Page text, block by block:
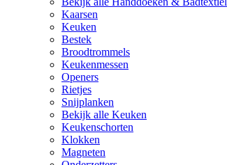
Kaarsen
Keuken
Bestek
Broodtrommels
Keukenmessen
Openers
Rietjes
Snijplanken
Bekijk alle Keuken
Keukenschorten
Klokken
Magneten